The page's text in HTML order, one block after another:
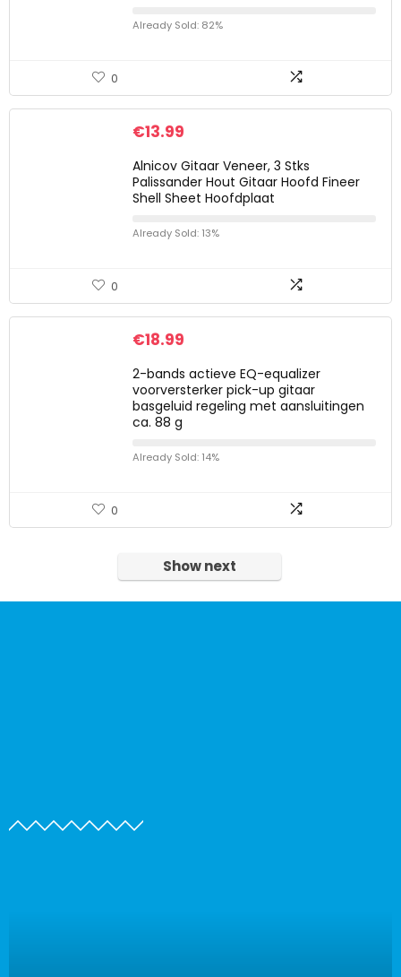
Already Sold: 82%
0
€13.99
Alnicov Gitaar Veneer, 3 Stks
Palissander Hout Gitaar Hoofd Fineer
Shell Sheet Hoofdplaat
Already Sold: 13%
0
€18.99
2-bands actieve EQ-equalizer
voorversterker pick-up gitaar
basgeluid regeling met aansluitingen
ca. 88 g
Already Sold: 14%
0
Show next